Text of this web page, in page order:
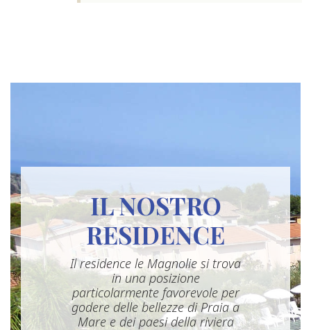
IL NOSTRO
RESIDENCE
Il residence le Magnolie si trova
in una posizione
particolarmente favorevole per
godere delle bellezze di Praia a
Mare e dei paesi della riviera